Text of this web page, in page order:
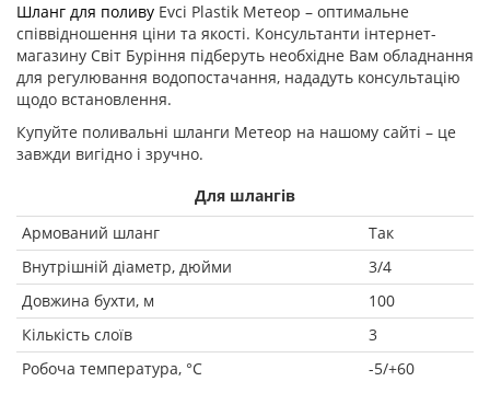
Шланг для поливу Evci Plastik Метеор – оптимальне
співвідношення ціни та якості. Консультанти інтернет-
магазину Світ Буріння підберуть необхідне Вам обладнання
для регулювання водопостачання, нададуть консультацію
щодо встановлення.
Купуйте поливальні шланги Метеор на нашому сайті – це
завжди вигідно і зручно.
Для шлангів
Армований шланг
Так
Внутрішній діаметр, дюйми
3/4
Довжина бухти, м
100
Кількість слоїв
3
Робоча температура, °С
-5/+60